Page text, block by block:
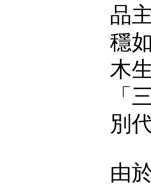
品
穩
木
「
別
由